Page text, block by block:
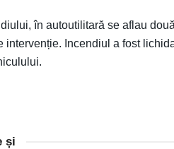
în autoutilitară se aflau
Incendiul a fost
și